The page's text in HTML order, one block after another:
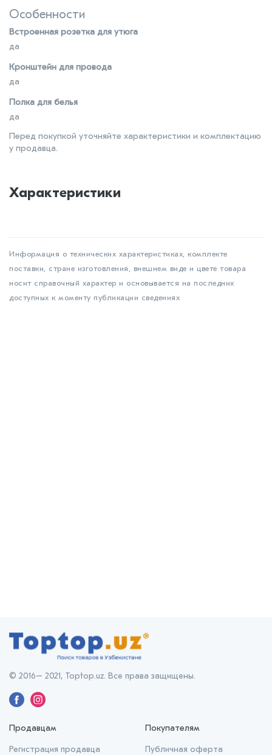
Особенности
Встроенная розетка для утюга
да
Кронштейн для провода
да
Полка для белья
да
Перед покупкой уточняйте характеристики и комплектацию
у продавца.
Характеристики
Информация о технических характеристиках, комплекте
поставки, стране изготовления, внешнем виде и цвете товара
носит справочный характер и основывается на последних
доступных к моменту публикации сведениях
Продавцам
Регистрация продавца
Покупателям
Публичная оферта
© 2016– 2021, Toptop.uz. Все права защищены.